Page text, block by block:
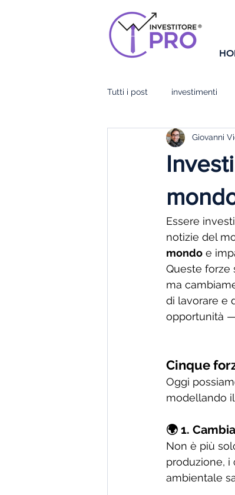
Tutti i post investimenti
Temi di attualità
Sezione ottimizza e
Giovanni
Essere
notizie del
mondo e
Queste forze
ma
di lavorare e
opportunità
Cinque
Oggi
modellando
🌍 1.
Non è più
produzione, i
ambientale